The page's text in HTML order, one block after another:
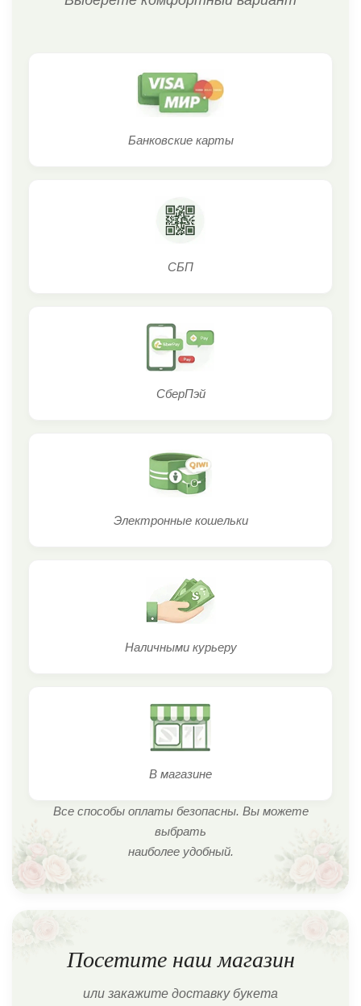
Банковские карты
СБП
СберПэй
Электронные кошельки
Наличными курьеру
В магазине
Все способы оплаты безопасны. Вы можете
выбрать
наиболее удобный.
Посетите наш магазин
или закажите доставку букета